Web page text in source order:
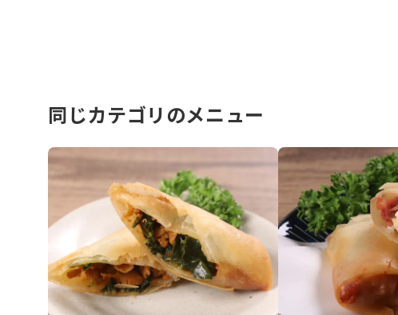
同じカテゴリのメニュー